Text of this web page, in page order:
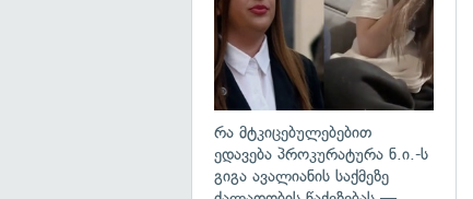
რა მტკიცებულებებით
ედავება პროკურატურა ნ.ი.-ს
გიგა ავალიანის საქმეზე